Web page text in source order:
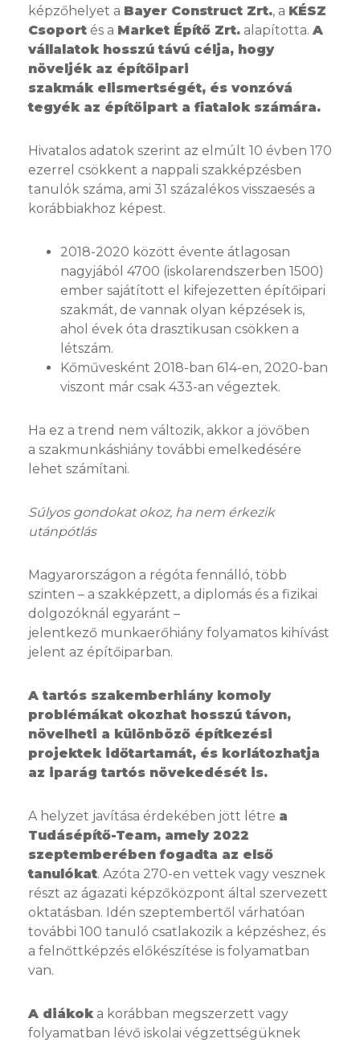
képzőhelyet a Bayer Construct Zrt., a KÉSZ
Csoport és a Market Építő Zrt. alapította. A
vállalatok hosszú távú célja, hogy
növeljék az építőipari
szakmák elismertségét, és vonzóvá
tegyék az építőipart a fiatalok számára.
Hivatalos adatok szerint az elmúlt 10 évben 170
ezerrel csökkent a nappali szakképzésben
tanulók száma, ami 31 százalékos visszaesés a
korábbiakhoz képest.
2018-2020 között évente átlagosan
nagyjából 4700 (iskolarendszerben 1500)
ember sajátított el kifejezetten építőipari
szakmát, de vannak olyan képzések is,
ahol évek óta drasztikusan csökken a
létszám.
Kőművesként 2018-ban 614-en, 2020-ban
viszont már csak 433-an végeztek.
Ha ez a trend nem változik, akkor a jövőben
a szakmunkáshiány további emelkedésére
lehet számítani.
Súlyos gondokat okoz, ha nem érkezik
utánpótlás
Magyarországon a régóta fennálló, több
szinten – a szakképzett, a diplomás és a fizikai
dolgozóknál egyaránt –
jelentkező munkaerőhiány folyamatos kihívást
jelent az építőiparban.
A tartós szakemberhiány komoly
problémákat okozhat hosszú távon,
növelheti a különböző építkezési
projektek időtartamát, és korlátozhatja
az iparág tartós növekedését is.
A helyzet javítása érdekében jött létre a
Tudásépítő-Team, amely 2022
szeptemberében fogadta az első
tanulókat. Azóta 270-en vettek vagy vesznek
részt az ágazati képzőközpont által szervezett
oktatásban. Idén szeptembertől várhatóan
további 100 tanuló csatlakozik a képzéshez, és
a felnőttképzés előkészítése is folyamatban
van.
A diákok a korábban megszerzett vagy
folyamatban lévő iskolai végzettségüknek